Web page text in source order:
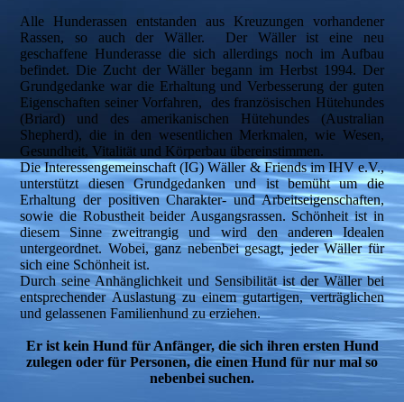
Alle Hunderassen entstanden aus Kreuzungen vorhandener
Rassen, so auch der Wäller. Der Wäller ist eine neu
geschaffene Hunderasse die sich allerdings noch im Aufbau
befindet. Die Zucht der Wäller begann im Herbst 1994. Der
Grundgedanke war die Erhaltung und Verbesserung der guten
Eigenschaften seiner Vorfahren, des französischen Hütehundes
(Briard) und des amerikanischen Hütehundes (Australian
Shepherd), die in den wesentlichen Merkmalen, wie Wesen,
Gesundheit, Vitalität und Körperbau übereinstimmen.
Die Interessengemeinschaft (IG) Wäller & Friends im IHV e.V.,
unterstützt diesen Grundgedanken und ist bemüht um die
Erhaltung der positiven Charakter- und Arbeitseigenschaften,
sowie die Robustheit beider Ausgangsrassen. Schönheit ist in
diesem Sinne zweitrangig und wird den anderen Idealen
untergeordnet. Wobei, ganz nebenbei gesagt, jeder Wäller für
sich eine Schönheit ist.
Durch seine Anhänglichkeit und Sensibilität ist der Wäller bei
entsprechender Auslastung zu einem gutartigen, verträglichen
und gelassenen Familienhund zu erziehen.
Er ist kein Hund für Anfänger, die sich ihren ersten Hund
zulegen oder für Personen, die einen Hund für nur mal so
nebenbei suchen.